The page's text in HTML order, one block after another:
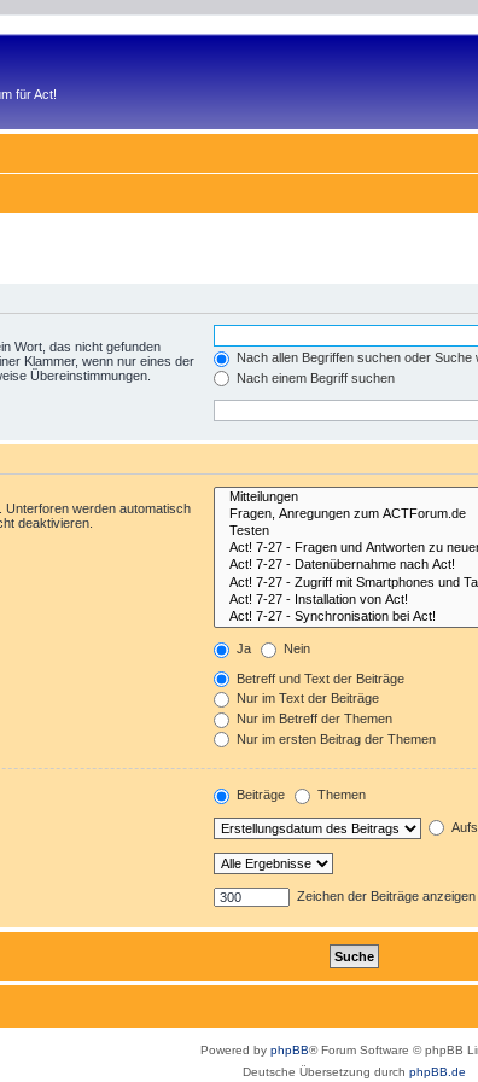
für Act!
Wort, das nicht gefunden
Klammer, wenn nur eines der
Übereinstimmungen.
Nach allen Begriffen suchen oder Suche
Nach einem Begriff suchen
Unterforen werden automatisch
deaktivieren.
Ja Nein
Betreff und Text der Beiträge
Nur im Text der Beiträge
Nur im Betreff der Themen
Nur im ersten Beitrag der Themen
Beiträge Themen
Zeichen der Beiträge anzeigen
Powered by phpBB® Forum Software © phpBB
Deutsche Übersetzung durch phpBB.de